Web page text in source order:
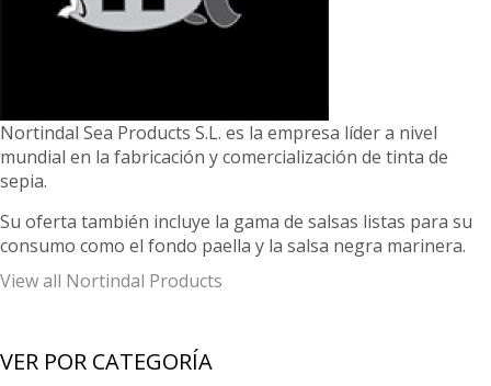
Nortindal Sea Products S.L. es la empresa líder a nivel
mundial en la fabricación y comercialización de tinta de
sepia.
Su oferta también incluye la gama de salsas listas para su
consumo como el fondo paella y la salsa negra marinera.
View all Nortindal Products
VER POR CATEGORÍA